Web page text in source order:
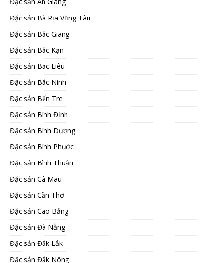
Đặc sản Bà Rịa Vũng Tàu
Đặc sản Bắc Giang
Đặc sản Bắc Kạn
Đặc sản Bạc Liêu
Đặc sản Bắc Ninh
Đặc sản Bến Tre
Đặc sản Bình Định
Đặc sản Bình Dương
Đặc sản Bình Phước
Đặc sản Bình Thuận
Đặc sản Cà Mau
Đặc sản Cần Thơ
Đặc sản Cao Bằng
Đặc sản Đà Nẵng
Đặc sản Đắk Lắk
Đặc sản Đắk Nông